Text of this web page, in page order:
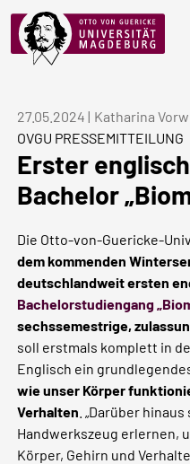
27.05.2024 | Katharina
OVGU PRESSEMITTEILUNG
Erster
Bachelor
Die Otto-von-Guericke-
dem kommenden
deutschlandweit ersten
Bachelorstudiengang
sechssemestrige,
soll erstmals komplett in
Englisch ein
wie unser Körper
Verhalten . „Darüber
Handwerkszeug erlernen,
Körper, Gehirn und